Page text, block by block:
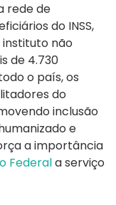
rede de
do INSS,
não
de 4.730
o país, os
do
inclusão
e
a importância
Federala serviço